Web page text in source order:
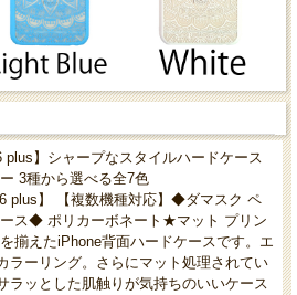
】シャープなスタイルハードケース
3種から選べる全7色
plus】 【複数機種対応】◆ダマスク ペ
ス◆ ポリカーボネート★マット プリン
揃えたiPhone背面ハードケースです。エ
ラーリング。さらにマット処理されてい
ラッとした肌触りが気持ちのいいケース